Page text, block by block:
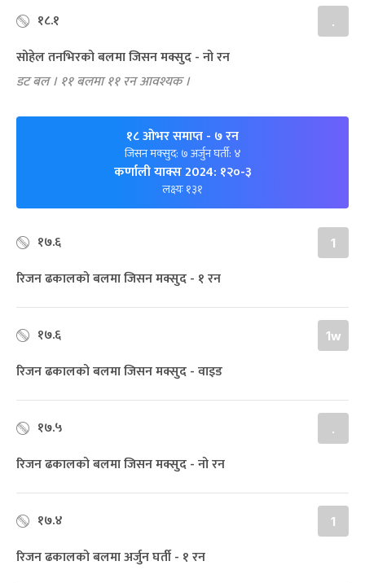
१८.१ .
सोहेल तनभिरको बलमा जिसन मक्सुद - नो रन
डट बल । ११ बलमा ११ रन आवश्यक ।
१८ ओभर समाप्त- ७ रन
जिसन मक्सुद: ७ अर्जुन घर्ती: ४
कर्णाली याक्स 2024: १२०-३
लक्ष्यः १३१
१७.६ 1
रिजन ढकालको बलमा जिसन मक्सुद - १ रन
१७.६ 1w
रिजन ढकालको बलमा जिसन मक्सुद - वाइड
१७.५ .
रिजन ढकालको बलमा जिसन मक्सुद - नो रन
१७.४ 1
रिजन ढकालको बलमा अर्जुन घर्ती - १ रन